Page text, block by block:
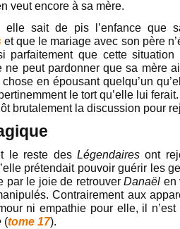
veut encore à sa mère.
elle sait de pis l’enfance que
et que le mariage avec son père
parfaitement que cette situation
ne peut pardonner que sa mère
chose en épousant quelqu’un
le tort qu’elle lui ferait.
brutalement la discussion pour
le reste des Légendaires ont
prétendait pouvoir guérir les
par le joie de retrouverDanaël en
Contrairement aux
ni empathie pour elle, il
(tome 17).